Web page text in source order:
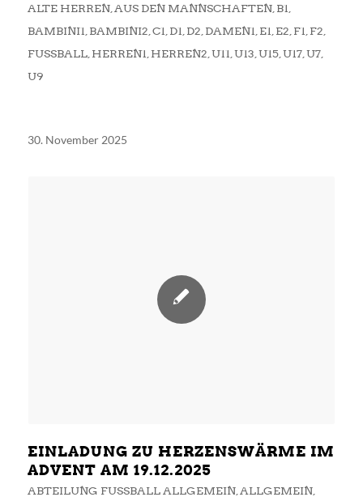
ALTE HERREN, AUS DEN MANNSCHAFTEN, B1
BAMBINI1 BAMBINI2 C1 D1 D2 DAMEN1 E1 E2 F1 F2
FUSSBALL , HERREN1 HERREN2 U11 U13 U15, U17, U7,
U9
30. November 2025
EINLADUNG ZU HERZENSWÄRME IM
ADVENT AM 19.12.2025
ABTEILUNG FUSSBALL ALLGEMEIN , ALLGEMEIN,